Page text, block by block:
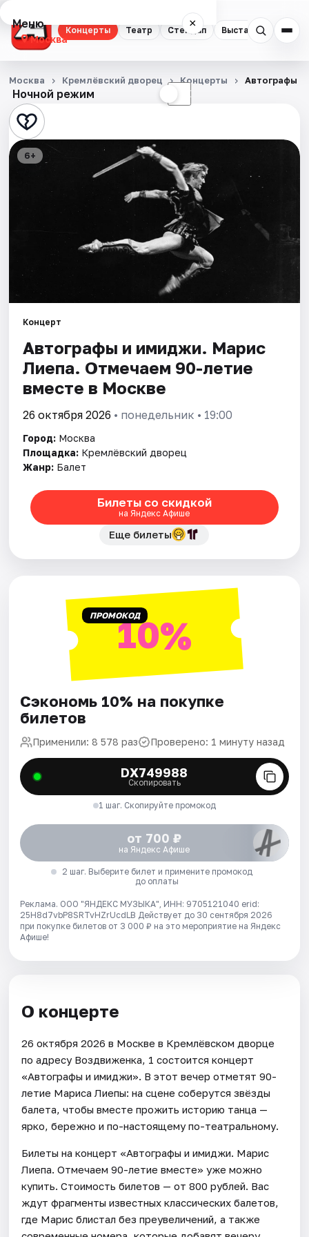
Концерты Театр Стендап Выставки
Меню ×
Москва
Концерты
Театр
Стендап
События
Города
Площадки
Артисты
Рейтинги
Ночной режим ☾
Москва Кремлёвский дворец Концерты Автографы и
6+
Концерт
Автографы и имиджи. Марис
Лиепа. Отмечаем 90-летие
вместе в Москве
26 октября 2026 • понедельник • 19:00
Город: Москва
Площадка: Кремлёвский дворец
Жанр: Балет
Билеты со скидкой
на Яндекс Афише
Еще билеты
ПРОМОКОД10%
Сэкономь 10% на покупке
билетов
Применили: 8 578 раз Проверено: 1 минуту назад
DX749988
Скопировать
1 шаг. Скопируйте промокод
от 700 ₽
на Яндекс Афише
2 шаг. Выберите билет и примените промокод
до оплаты
Реклама. ООО "ЯНДЕКС МУЗЫКА", ИНН: 9705121040 erid:
25H8d7vbP8SRTvHZrUcdLB Действует до 30 сентября 2026
при покупке билетов от 3 000 ₽ на это мероприятие на Яндекс
Афише!
О концерте
26 октября 2026 в Москве в Кремлёвском дворце
по адресу Воздвиженка, 1 состоится концерт
«Автографы и имиджи». В этот вечер отметят 90-
летие Мариса Лиепы: на сцене соберутся звёзды
балета, чтобы вместе прожить историю танца —
ярко, бережно и по-настоящему по-театральному.
Билеты на концерт «Автографы и имиджи. Марис
Лиепа. Отмечаем 90-летие вместе» уже можно
купить. Стоимость билетов — от 800 рублей. Вас
ждут фрагменты известных классических балетов,
где Марис блистал без преувеличений, а также